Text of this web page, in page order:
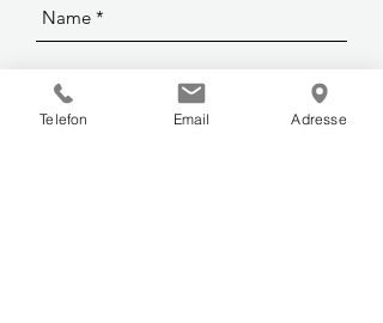
Telefon Email Adresse